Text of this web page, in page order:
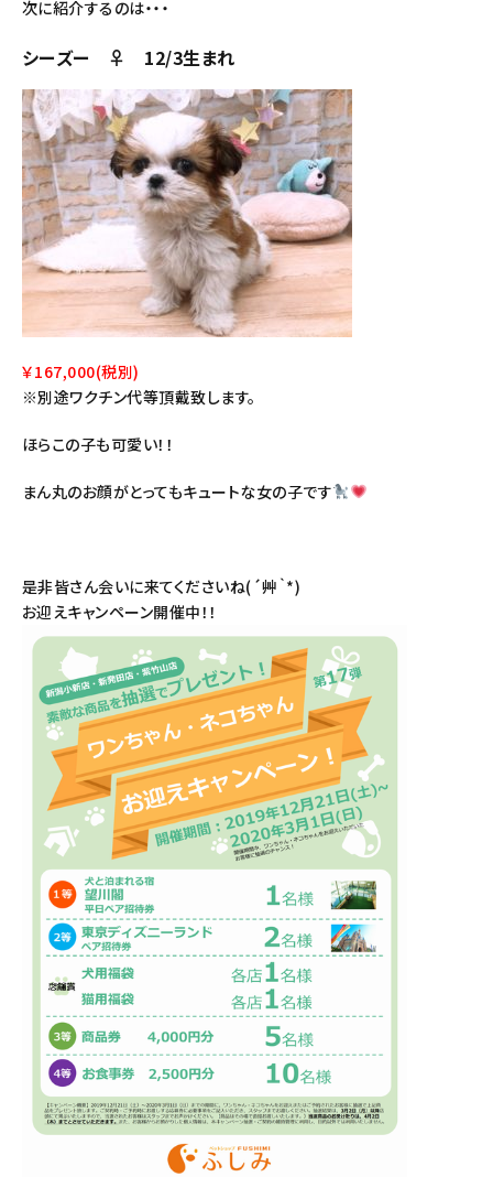
次に紹介するのは・・・
シーズー ♀ 12/3生まれ
￥167,000(税別)
※別途ワクチン代等頂戴致します。
ほらこの子も可愛い！！
まん丸のお顔がとってもキュートな女の子です
是非皆さん会いに来てくださいね(´艸｀*)
お迎えキャンペーン開催中！！